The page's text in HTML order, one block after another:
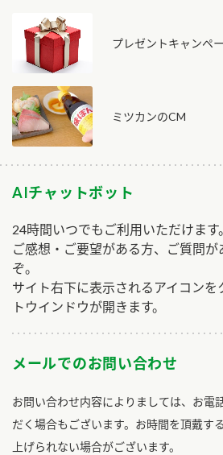
プレゼントキャンペ
ミツカンのCM
AIチャットボット
24時間いつでもご利用いただけます。
ご感想・ご要望がある方、ご質問が
ぞ。
サイト右下に表示されるアイコンを
トウインドウが開きます。
メールでのお問い合わせ
お問い合わせ内容によりましては、お電
だく場合もございます。お時間を頂戴す
上げられない場合がございます。